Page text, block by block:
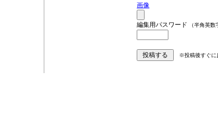
画像
編集用パスワード （半角英数
※投稿後すぐに